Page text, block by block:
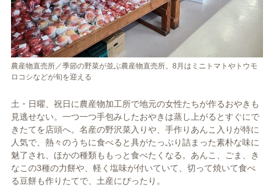
農産物直売所／季節の野菜が並ぶ農産物直売所。8月はミニトマトやトウモ
ロコシなどが旬を迎える
土・日曜、祝日に農産物加工所で地元の女性たちが作るおやきも
見逃せない。一つ一つ手包みしたおやきは蒸し上がるとすぐにで
きたてを店頭へ。名産の野沢菜入りや、手作りあんこ入りが特に
人気で、熱々のうちに食べると具がたっぷり詰まった素朴な味に
魅了され、ほかの種類ももっと食べたくなる。あんこ、ごま、き
なこの3種の力餅や、軽く塩味が付いていて、切って焼いて食べ
る豆餅も作りたてで、土産にぴったり。